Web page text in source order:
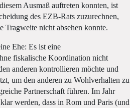
Ausmaß auftreten konnten, ist
des EZB-Rats zuzurechnen,
Tragweite nicht absehen konnte.
Ehe: Es ist eine
fiskalische Koordination nicht
anderen kontrollieren möchte und
um den anderen zu Wohlverhalten zu
Partnerschaft führen. Im Jahr
werden, dass in Rom und Paris (und